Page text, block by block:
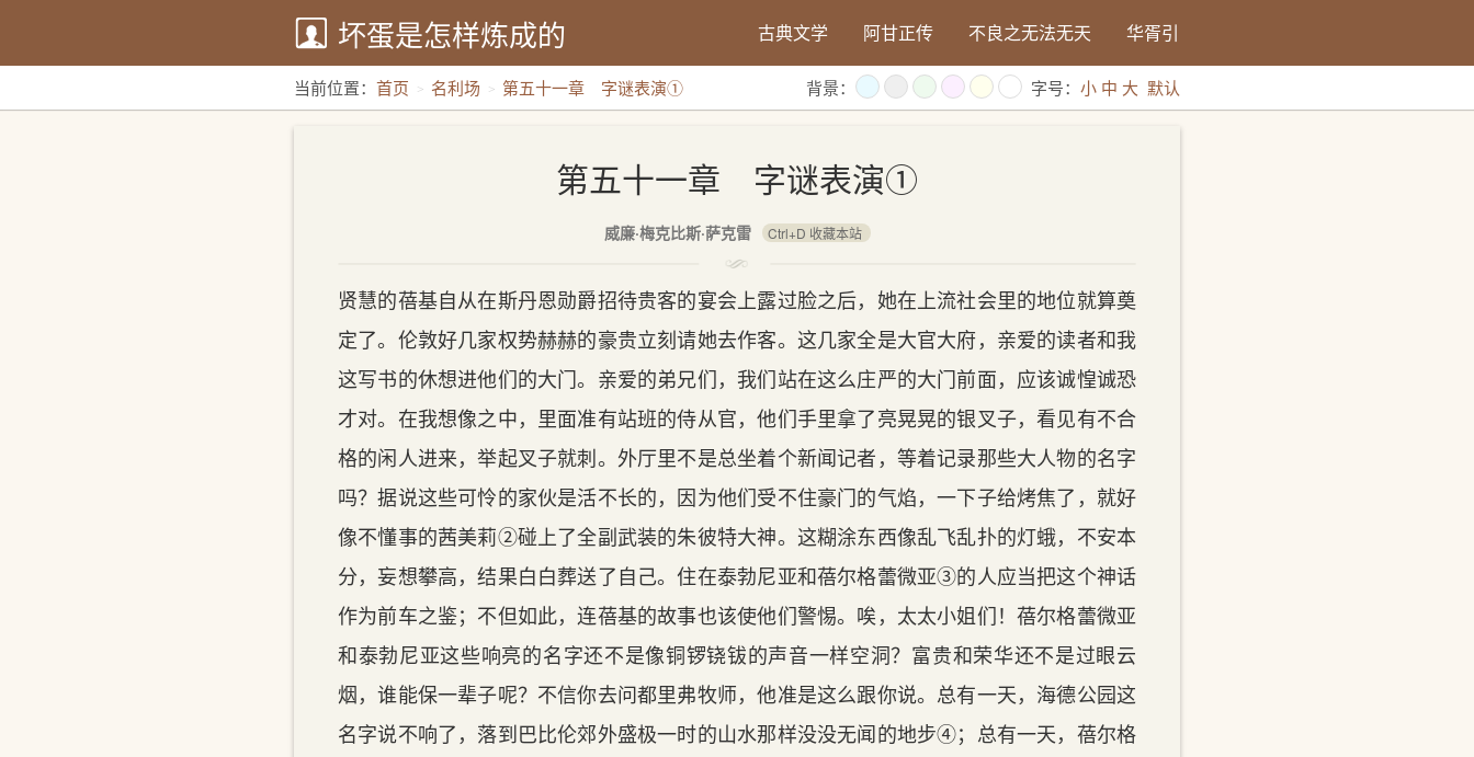
坏蛋是怎样炼成的 古典文学 阿甘正传 不良之无法无天 华胥引
当前位置： 首页 名利场 第五十一章 字谜表演① 背景： 字号： 小 中 大 默认
第五十一章 字谜表演①
威廉·梅克比斯·萨克雷 Ctrl+D 收藏本站
贤慧的蓓基自从在斯丹恩勋爵招待贵客的宴会上露过脸之后，她在上流社会里的地位就算奠
定了。伦敦好几家权势赫赫的豪贵立刻请她去作客。这几家全是大官大府，亲爱的读者和我
这写书的休想进他们的大门。亲爱的弟兄们，我们站在这么庄严的大门前面，应该诚惶诚恐
才对。在我想像之中，里面准有站班的侍从官，他们手里拿了亮晃晃的银叉子，看见有不合
格的闲人进来，举起叉子就刺。外厅里不是总坐着个新闻记者，等着记录那些大人物的名字
吗？据说这些可怜的家伙是活不长的，因为他们受不住豪门的气焰，一下子给烤焦了，就好
像不懂事的茜美莉②碰上了全副武装的朱彼特大神。这糊涂东西像乱飞乱扑的灯蛾，不安本
分，妄想攀高，结果白白葬送了自己。住在泰勃尼亚和蓓尔格蕾微亚③的人应当把这个神话
作为前车之鉴；不但如此，连蓓基的故事也该使他们警惕。唉，太太小姐们！蓓尔格蕾微亚
和泰勃尼亚这些响亮的名字还不是像铜锣铙钹的声音一样空洞？富贵和荣华还不是过眼云
烟，谁能保一辈子呢？不信你去问都里弗牧师，他准是这么跟你说。总有一天，海德公园这
名字说不响了，落到巴比伦郊外盛极一时的山水那样没没无闻的地步④；总有一天，蓓尔格